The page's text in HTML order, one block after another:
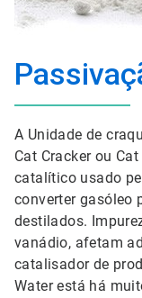
A Unidade de
Cat Cracker ou
catalítico usado
converter gasóleo
destilados.
vanádio, afetam
catalisador de
Water está há